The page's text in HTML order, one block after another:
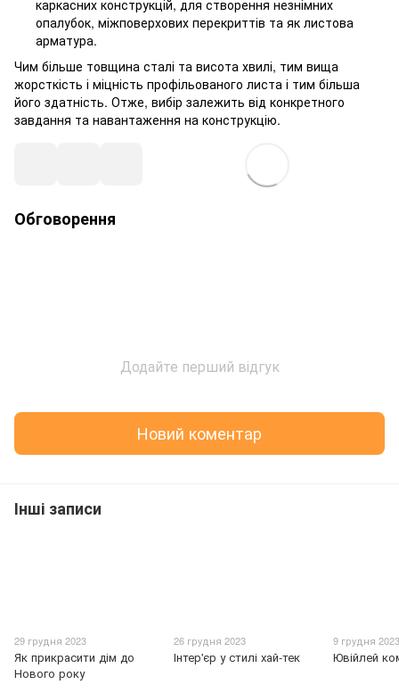
каркасних конструкцій, для створення незнімних
опалубок, міжповерхових перекриттів та як листова
арматура.
Чим більше товщина сталі та висота хвилі, тим вища
жорсткість і міцність профільованого листа і тим більша
його здатність. Отже, вибір залежить від конкретного
завдання та навантаження на конструкцію.
Обговорення
Додайте перший відгук
Новий коментар
Інші записи
29 грудня 2023
Як прикрасити дім до
Нового року
26 грудня 2023
Інтер'єр у стилі хай-тек
9 грудня
Ювійлей